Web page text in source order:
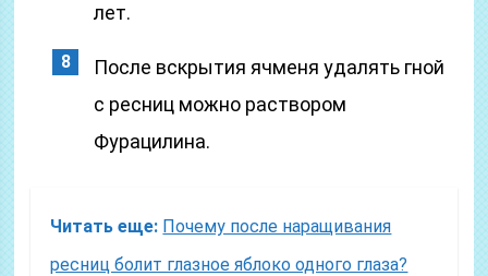
лет.
После вскрытия ячменя удалять гной
с ресниц можно раствором
Фурацилина.
Читать еще: Почему после наращивания
ресниц болит глазное яблоко одного глаза?